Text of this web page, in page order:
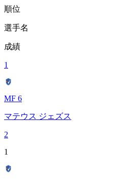
順位
選手名
成績
1
MF 6
マテウス ジェズス
2
1